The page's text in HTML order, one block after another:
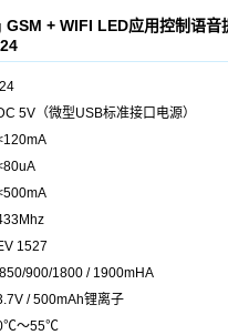
GSM + WIFI LED应用控制语音
5V（微型USB标准接口电源）
1527
900/1800 / 1900mHA
/ 500mAh锂离子
〜55℃